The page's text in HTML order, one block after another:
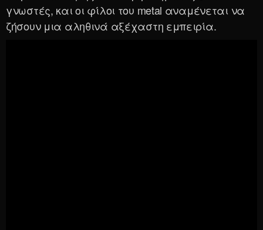
γνωστές, και οι φίλοι του metal αναμένεται να
ζήσουν μια αληθινά αξέχαστη εμπειρία.